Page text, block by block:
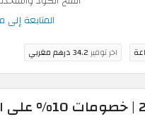
المتابعة
اخر توفير34.2 درهم مغربي
كود اي هيرب المغرب